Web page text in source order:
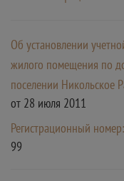
Об установлении
жилого помещения по
поселении Никольское
от 28 июля 2011
Регистрационный номер:
99